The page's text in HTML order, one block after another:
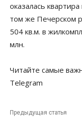
оказалась
том же Печерском
504 кв.м. в
млн.
Читайте самые
Telegram
Предыдущая статья